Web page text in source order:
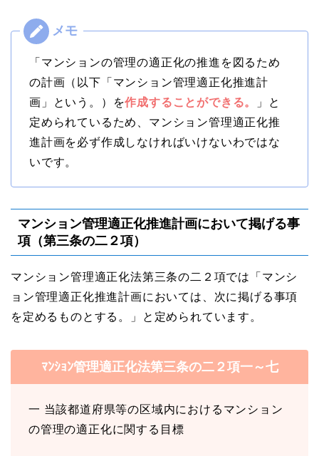
「マンションの管理の適正化の推進を図るため
の計画（以下「マンション管理適正化推進計
画」という。）を作成することができる。
」と
定められているため、マンション管理適正化推
進計画を必ず作成しなければいけないわではな
いです。
マンション管理適正化推進計画において掲げる事
項（第三条の二２項）
マンション管理適正化法第三条の二２項では「マンシ
ョン管理適正化推進計画においては、次に掲げる事項
を定めるものとする。」と定められています。
ﾏﾝｼｮﾝ管理適正化法第三条の二２項一～七
⼀ 当該都道府県等の区域内におけるマンション
の管理の適正化に関する⽬標